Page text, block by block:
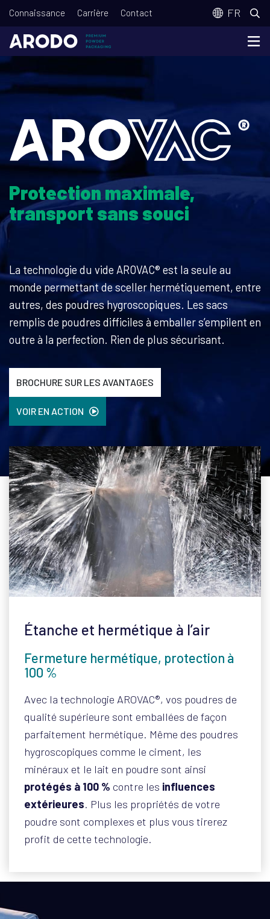
Aller
au
contenu
principal
T
o
p
m
e
Connaissance Carrière Contact FR
Protection maximale,
transport sans souci
La technologie du vide AROVAC® est la seule au
monde permettant de sceller hermétiquement, entre
autres, des poudres hygroscopiques. Les sacs
remplis de poudres difficiles à emballer s’empilent en
outre à la perfection. Rien de plus sécurisant.
BROCHURE SUR LES AVANTAGES
VOIR EN ACTION
Étanche et hermétique à l’air
Fermeture hermétique, protection à
100 %
Avec la technologie AROVAC®, vos poudres de
qualité supérieure sont emballées de façon
parfaitement hermétique. Même des poudres
hygroscopiques comme le ciment, les
minéraux et le lait en poudre sont ainsi
protégés à 100 % contre les influences
extérieures. Plus les propriétés de votre
poudre sont complexes et plus vous tirerez
profit de cette technologie.